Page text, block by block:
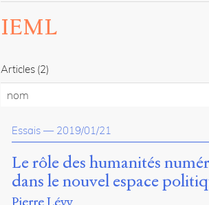
IEML
Articles (2)
nom
Essais — 2019/01/21
Le rôle des humanités
dans le nouvel espace
Pierre Lévy